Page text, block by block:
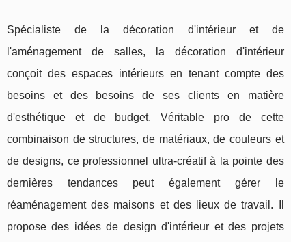
Spécialiste de la décoration d'intérieur et de
l'aménagement de salles, la décoration d'intérieur
conçoit des espaces intérieurs en tenant compte des
besoins et des besoins de ses clients en matière
d'esthétique et de budget. Véritable pro de cette
combinaison de structures, de matériaux, de couleurs et
de designs, ce professionnel ultra-créatif à la pointe des
dernières tendances peut également gérer le
réaménagement des maisons et des lieux de travail. Il
propose des idées de design d'intérieur et des projets